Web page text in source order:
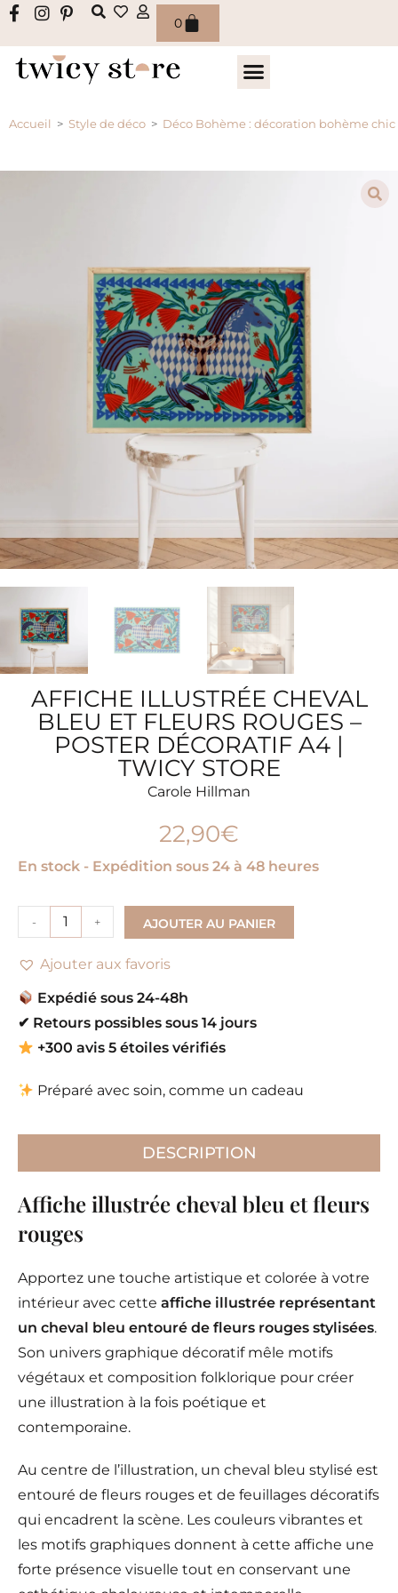
0
Accueil > Style de déco > Déco Bohème : décoration bohème
AFFICHE ILLUSTRÉE CHEVAL
BLEU ET FLEURS ROUGES –
POSTER DÉCORATIF A4 |
TWICY STORE
Carole Hillman
22,90€
En stock - Expédition sous 24 à 48 heures
- + AJOUTER AU PANIER
Ajouter aux favoris
Expédié sous 24-48h
✔ Retours possibles sous 14 jours
+300 avis 5 étoiles vérifiés
Préparé avec soin, comme un cadeau
DESCRIPTION
Affiche illustrée cheval bleu et fleurs
rouges
Apportez une touche artistique et colorée à votre
intérieur avec cette affiche illustrée représentant
un cheval bleu entouré de fleurs rouges stylisées.
Son univers graphique décoratif mêle motifs
végétaux et composition folklorique pour créer
une illustration à la fois poétique et
contemporaine.
Au centre de l’illustration, un cheval bleu stylisé est
entouré de fleurs rouges et de feuillages décoratifs
qui encadrent la scène. Les couleurs vibrantes et
les motifs graphiques donnent à cette affiche une
forte présence visuelle tout en conservant une